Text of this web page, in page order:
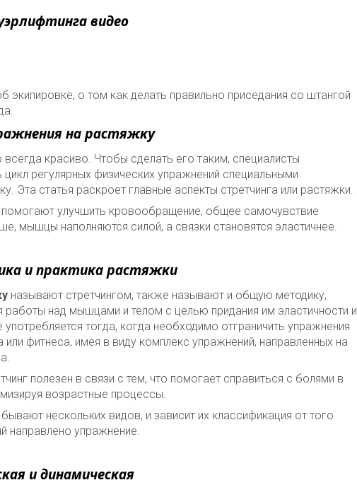
видео
экипировке, о том как делать правильно приседания со штангой
на растяжку
всегда красиво. Чтобы сделать его таким, специалисты
регулярных физических упражнений специальными
Эта статья раскроет главные аспекты стретчинга или растяжки.
улучшить кровообращение, общее самочувствие
мышцы наполняются силой, а связки становятся эластичнее.
и практика растяжки
называют стретчингом, также называют и общую методику,
работы над мышцами и телом с целью придания им эластичности и
употребляется тогда, когда необходимо отграничить упражнения
или фитнеса, имея в виду комплекс упражнений, направленных на
полезен в связи с тем, что помогает справиться с болями в
возрастные процессы.
нескольких видов, и зависит их классификация от того
направлено упражнение.
и динамическая